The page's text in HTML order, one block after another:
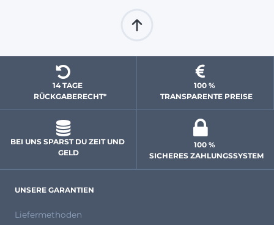
14 TAGE
  RÜCKGABERECHT*
100 %
TRANSPARENTE PREISE
BEI UNS SPARST DU ZEIT UND
GELD
100 %
SICHERES ZAHLUNGSSYSTEM
UNSERE GARANTIEN
Liefermethoden